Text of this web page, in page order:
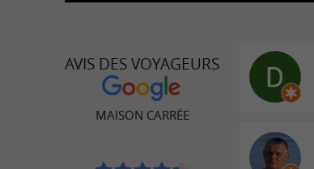
AVIS DES VOYAGEURS
MAISON CARRÉE